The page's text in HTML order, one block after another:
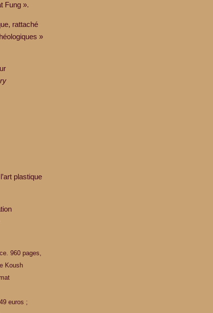
Fung ».
rattaché
»
plastique
960 pages,
Koush
euros ;